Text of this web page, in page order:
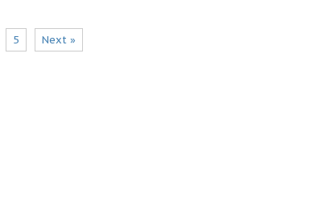
5 Next »